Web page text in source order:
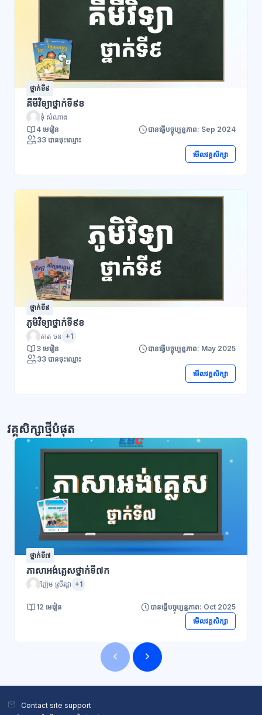
ថ្នាក់ទី៩
គីមីវិទ្យាថ្នាក់ទី៩ខ
ទុំ សំណាង
4 មេរៀន
បានធ្វើបច្ចុប្បន្នភាព: Sep 2024
33 បានចុះឈ្មោះ
មើលវគ្គសិក្សា
ថ្នាក់ទី៩
ភូមិវិទ្យាថ្នាក់ទី៩ខ
គាត ចន +1
3 មេរៀន
បានធ្វើបច្ចុប្បន្នភាព: May 2025
33 បានចុះឈ្មោះ
មើលវគ្គសិក្សា
វគ្គសិក្សាថ្មីបំផុត
ថ្នាក់ទី៧
ភាសាអង់គ្លេសថ្នាក់ទី៧ក
ញ៉ែម ស្រីរដ្ឋា +1
12 មេរៀន
បានធ្វើបច្ចុប្បន្នភាព: Oct 2025
មើលវគ្គសិក្សា
ប្លុក
Contact site support